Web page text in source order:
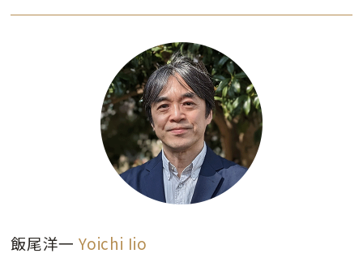
飯尾洋一 Yoichi Iio